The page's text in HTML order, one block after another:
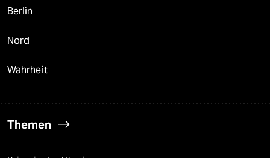
Berlin
Nord
Wahrheit
Themen